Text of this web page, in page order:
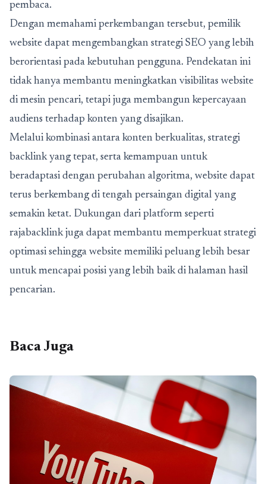
pembaca.
Dengan memahami perkembangan tersebut, pemilik
website dapat mengembangkan strategi SEO yang lebih
berorientasi pada kebutuhan pengguna. Pendekatan ini
tidak hanya membantu meningkatkan visibilitas website
di mesin pencari, tetapi juga membangun kepercayaan
audiens terhadap konten yang disajikan.
Melalui kombinasi antara konten berkualitas, strategi
backlink yang tepat, serta kemampuan untuk
beradaptasi dengan perubahan algoritma, website dapat
terus berkembang di tengah persaingan digital yang
semakin ketat. Dukungan dari platform seperti
rajabacklink juga dapat membantu memperkuat strategi
optimasi sehingga website memiliki peluang lebih besar
untuk mencapai posisi yang lebih baik di halaman hasil
pencarian.
Baca Juga